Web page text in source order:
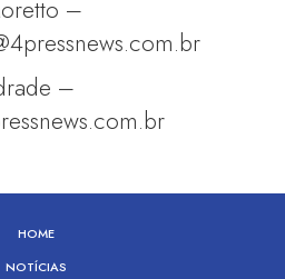
–
–
HOME
NOTÍCIAS